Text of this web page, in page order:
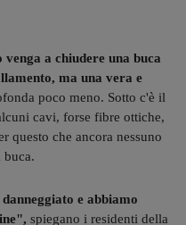
a chiudere una buca
ma una vera e
poco meno. Sotto c'è il
cavi, forse fibre ottiche,
questo che ancora nessuno
buca.
e abbiamo
spiegano i residenti della